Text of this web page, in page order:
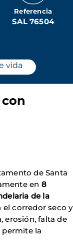
Referencia
SAL 76504
vida
de Santa
en 8
de la
el corredor seco y
erosión, falta de
permite la